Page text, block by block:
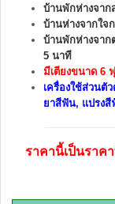
บ้านพักห่างจาก
บ้านห่างจากใจ
บ้านพักห่างจา
5 นาที
มีเตียงขนาด 6
เครื่องใช้ส่วนตั
ยาสีฟัน, แปรง
ราคานี้เป็นราค